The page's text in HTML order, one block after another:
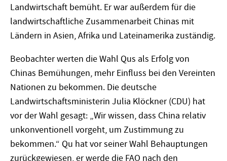
Landwirtschaft bemüht. Er war außerdem für die
landwirtschaftliche Zusammenarbeit Chinas mit
Ländern in Asien, Afrika und Lateinamerika zuständig.
Beobachter werten die Wahl Qus als Erfolg von
Chinas Bemühungen, mehr Einfluss bei den Vereinten
Nationen zu bekommen. Die deutsche
Landwirtschaftsministerin Julia Klöckner (CDU) hat
vor der Wahl gesagt: „Wir wissen, dass China relativ
unkonventionell vorgeht, um Zustimmung zu
bekommen.“ Qu hat vor seiner Wahl Behauptungen
zurückgewiesen, er werde die FAO nach den